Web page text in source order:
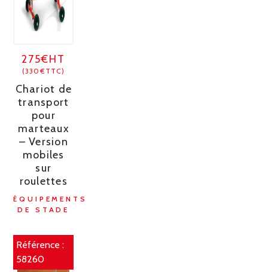
275€HT
(330€TTC)
Chariot de
transport
pour
marteaux
– Version
mobiles
sur
roulettes
ÉQUIPEMENTS
DE STADE
Référence :
58260